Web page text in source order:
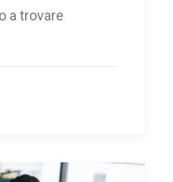
a trovare